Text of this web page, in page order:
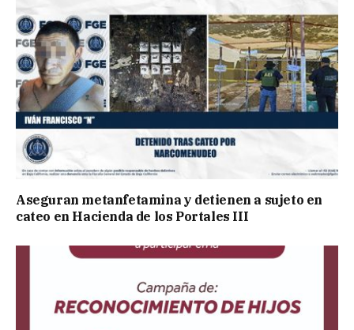
Aseguran metanfetamina y detienen a sujeto en
cateo en Hacienda de los Portales III